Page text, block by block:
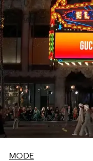
MODE